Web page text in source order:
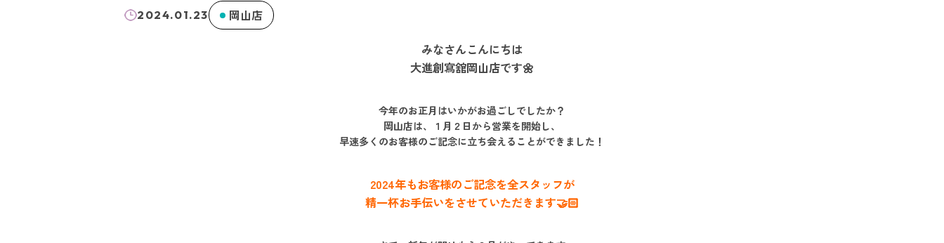
2024.01.23 岡山店
みなさんこんにちは
大進創寫舘岡山店です🌼
今年のお正月はいかがお過ごしでしたか？
岡山店は、１月２日から営業を開始し、
早速多くのお客様のご記念に立ち会えることができました！
2024年もお客様のご記念を全スタッフが
精一杯お手伝いをさせていただきます🤝🏻